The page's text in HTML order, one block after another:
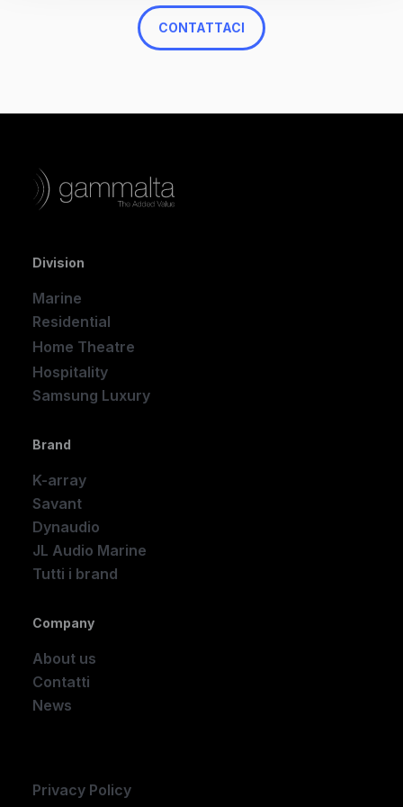
CONTATTACI
Division
Marine
Residential
Home Theatre
Hospitality
Samsung Luxury
Brand
K-array
Savant
Dynaudio
JL Audio Marine
Tutti i brand
Company
About us
Contatti
News
Privacy Policy